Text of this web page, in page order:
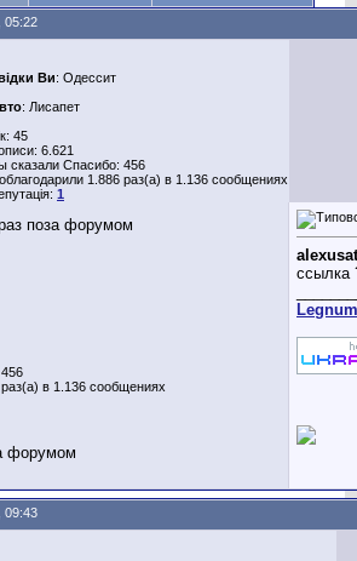
05:22
Ви: Одессит
: Лисапет
45
6.621
сказали Спасибо: 456
1.886 раз(а) в 1.136 сообщениях
1
в 1.136 сообщениях
ссылка
Legnum
09:43